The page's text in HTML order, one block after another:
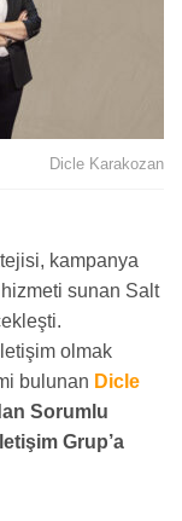
Dicle Karakozan
kampanya
sunan Salt
olmak
bulunan Dicle
Sorumlu
Grup’a